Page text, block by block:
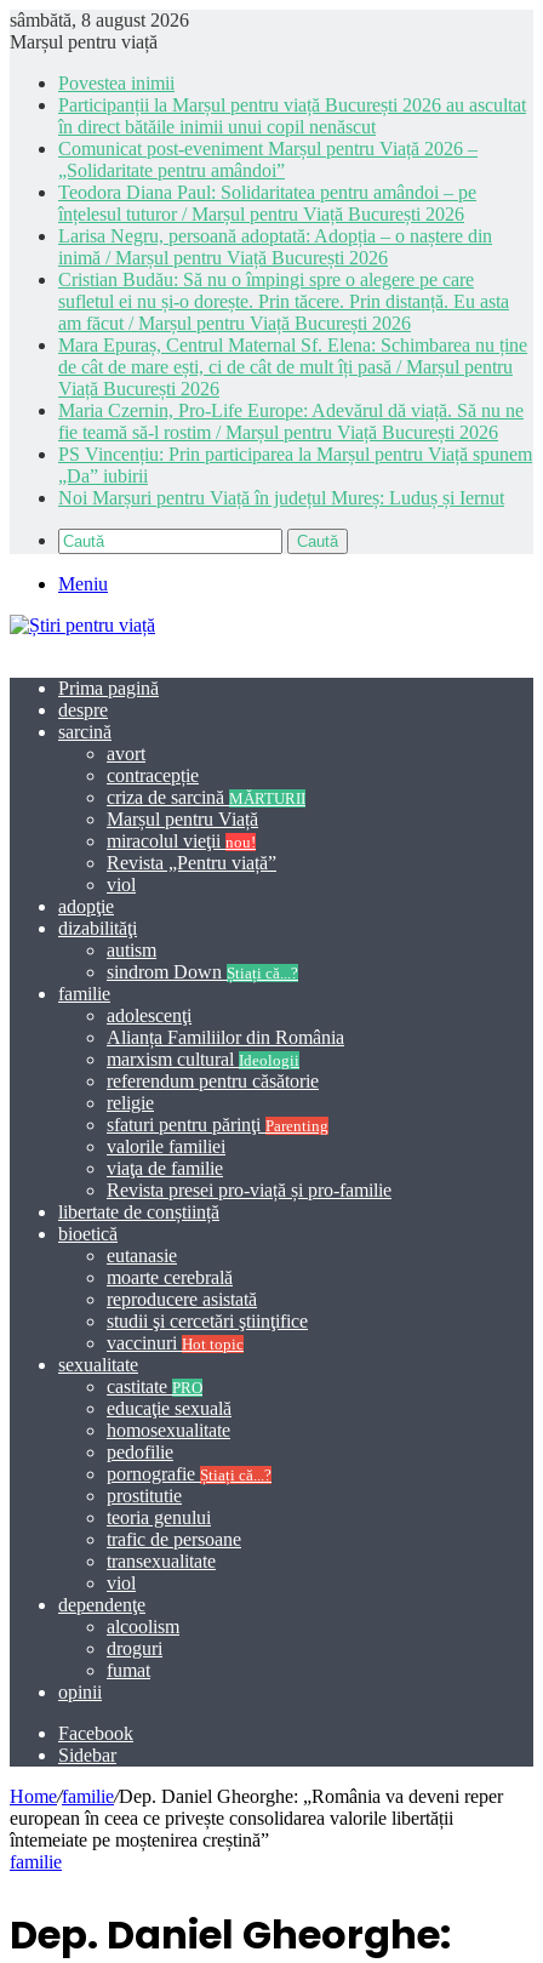
sâmbătă, 8 august 2026
Marșul pentru viață
Povestea inimii
Participanții la Marșul pentru viață București 2026 au ascultat
în direct bătăile inimii unui copil nenăscut
Comunicat post-eveniment Marșul pentru Viață 2026 –
„Solidaritate pentru amândoi”
Teodora Diana Paul: Solidaritatea pentru amândoi – pe
înțelesul tuturor / Marșul pentru Viață București 2026
Larisa Negru, persoană adoptată: Adopția – o naștere din
inimă / Marșul pentru Viață București 2026
Cristian Budău: Să nu o împingi spre o alegere pe care
sufletul ei nu și-o dorește. Prin tăcere. Prin distanță. Eu asta
am făcut / Marșul pentru Viață București 2026
Mara Epuraș, Centrul Maternal Sf. Elena: Schimbarea nu ține
de cât de mare ești, ci de cât de mult îți pasă / Marșul pentru
Viață București 2026
Maria Czernin, Pro-Life Europe: Adevărul dă viață. Să nu ne
fie teamă să-l rostim / Marșul pentru Viață București 2026
PS Vincențiu: Prin participarea la Marșul pentru Viață spunem
„Da” iubirii
Noi Marșuri pentru Viață în județul Mureș: Luduș și Iernut
Caută
Meniu
Prima pagină
despre
sarcină
avort
contracepție
criza de sarcină MĂRTURII
Marșul pentru Viață
miracolul vieţii nou!
Revista „Pentru viață”
viol
adopţie
dizabilităţi
autism
sindrom Down Știați că...?
familie
adolescenţi
Alianța Familiilor din România
marxism cultural Ideologii
referendum pentru căsătorie
religie
sfaturi pentru părinţi Parenting
valorile familiei
viaţa de familie
Revista presei pro-viață și pro-familie
libertate de conștiință
bioetică
eutanasie
moarte cerebrală
reproducere asistată
studii şi cercetări ştiinţifice
vaccinuri Hot topic
sexualitate
castitate PRO
educaţie sexuală
homosexualitate
pedofilie
pornografie Știați că...?
prostitutie
teoria genului
trafic de persoane
transexualitate
viol
dependenţe
alcoolism
droguri
fumat
opinii
Facebook
Sidebar
Home/familie/Dep. Daniel Gheorghe: „România va deveni reper
european în ceea ce privește consolidarea valorile libertății
întemeiate pe moștenirea creștină”
familie
Dep. Daniel Gheorghe: